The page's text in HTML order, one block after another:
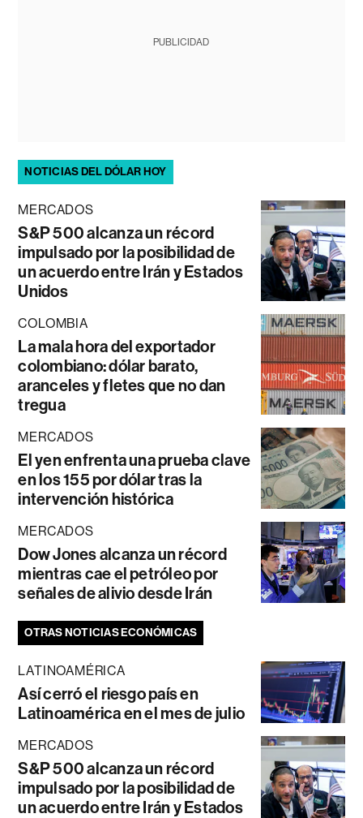
PUBLICIDAD
NOTICIAS DEL DÓLAR HOY
MERCADOS
S&P 500 alcanza un récord
impulsado por la posibilidad de
un acuerdo entre Irán y Estados
Unidos
COLOMBIA
La mala hora del exportador
colombiano: dólar barato,
aranceles y fletes que no dan
tregua
MERCADOS
El yen enfrenta una prueba clave
en los 155 por dólar tras la
intervención histórica
MERCADOS
Dow Jones alcanza un récord
mientras cae el petróleo por
señales de alivio desde Irán
OTRAS NOTICIAS ECONÓMICAS
LATINOAMÉRICA
Así cerró el riesgo país en
Latinoamérica en el mes de julio
MERCADOS
S&P 500 alcanza un récord
impulsado por la posibilidad de
un acuerdo entre Irán y Estados